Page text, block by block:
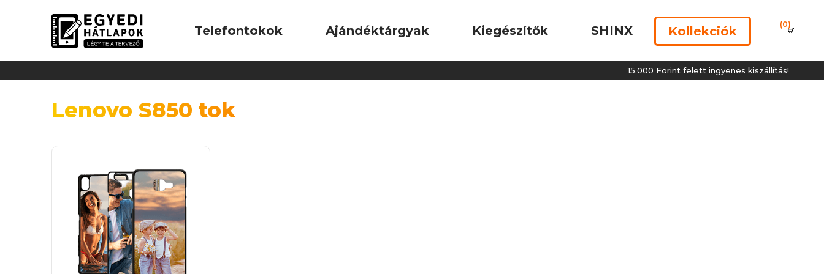
Telefontokok Ajándéktárgyak Kiegészítők SHINX Kollekciók (0)
15.000 Forint felett ingyenes kiszállítás!
Lenovo S850 tok